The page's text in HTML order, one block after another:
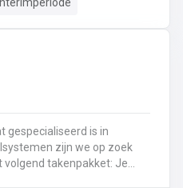
gespecialiseerd is in
zijn we op zoek
takenpakket: Je